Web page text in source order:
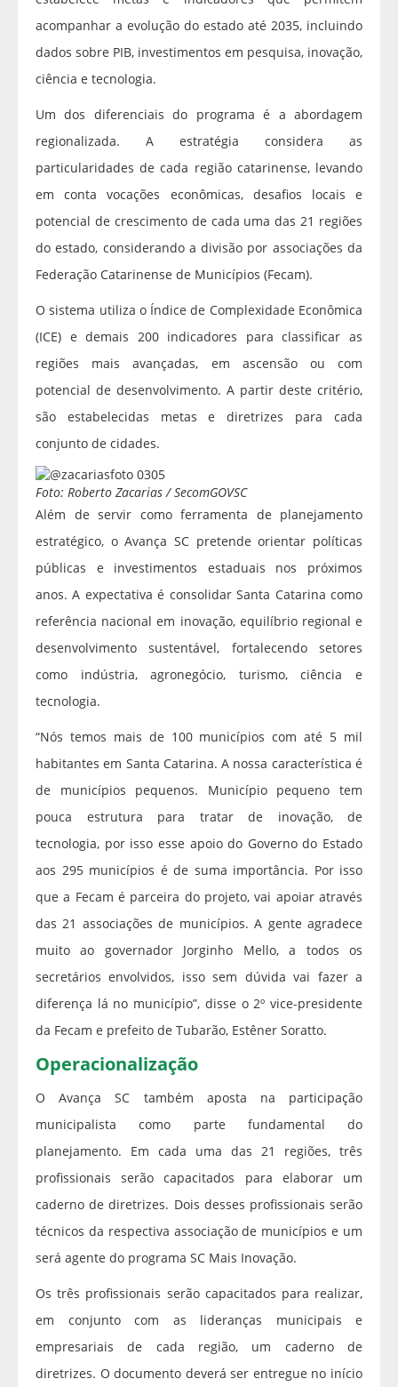
acompanhar a evolução do estado até 2035, incluindo
dados sobre PIB, investimentos em pesquisa, inovação,
ciência e tecnologia.
Um dos diferenciais do programa é a abordagem
regionalizada. A estratégia considera as
particularidades de cada região catarinense, levando
em conta vocações econômicas, desafios locais e
potencial de crescimento de cada uma das 21 regiões
do estado, considerando a divisão por associações da
Federação Catarinense de Municípios (Fecam).
O sistema utiliza o Índice de Complexidade Econômica
(ICE) e demais 200 indicadores para classificar as
regiões mais avançadas, em ascensão ou com
potencial de desenvolvimento. A partir deste critério,
são estabelecidas metas e diretrizes para cada
conjunto de cidades.
Foto: Roberto Zacarias / SecomGOVSC
Além de servir como ferramenta de planejamento
estratégico, o Avança SC pretende orientar políticas
públicas e investimentos estaduais nos próximos
anos. A expectativa é consolidar Santa Catarina como
referência nacional em inovação, equilíbrio regional e
desenvolvimento sustentável, fortalecendo setores
como indústria, agronegócio, turismo, ciência e
tecnologia.
“Nós temos mais de 100 municípios com até 5 mil
habitantes em Santa Catarina. A nossa característica é
de municípios pequenos. Município pequeno tem
pouca estrutura para tratar de inovação, de
tecnologia, por isso esse apoio do Governo do Estado
aos 295 municípios é de suma importância. Por isso
que a Fecam é parceira do projeto, vai apoiar através
das 21 associações de municípios. A gente agradece
muito ao governador Jorginho Mello, a todos os
secretários envolvidos, isso sem dúvida vai fazer a
diferença lá no município”, disse o 2º vice-presidente
da Fecam e prefeito de Tubarão, Estêner Soratto.
Operacionalização
O Avança SC também aposta na participação
municipalista como parte fundamental do
planejamento. Em cada uma das 21 regiões, três
profissionais serão capacitados para elaborar um
caderno de diretrizes. Dois desses profissionais serão
técnicos da respectiva associação de municípios e um
será agente do programa SC Mais Inovação.
Os três profissionais serão capacitados para realizar,
em conjunto com as lideranças municipais e
empresariais de cada região, um caderno de
diretrizes. O documento deverá ser entregue no início